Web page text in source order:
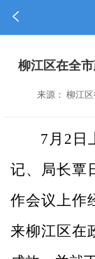
柳江区在全
来源： 柳江
7月2日
记、局长覃
作会议上作
来柳江区在